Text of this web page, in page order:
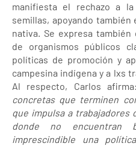
manifiesta el rechazo a
semillas, apoyando
nativa. Se expresa
de organismos públicos
políticas de promoción y
campesina indígena y a lxs
Al respecto, Carlos
concretas que terminen
que impulsa a trabajadores
donde no encuentran
imprescindible una